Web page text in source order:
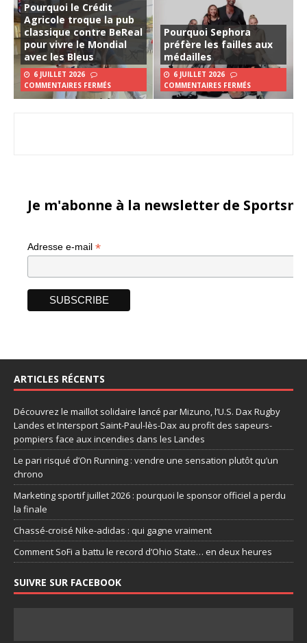
Pourquoi le Crédit
Agricole troque la pub
classique contre BeReal
pour vivre le Mondial
avec les Bleus
6 JUILLET 2026
COMMENTAIRES FERMÉS
Pourquoi Sephora
préfère les failles aux
médailles
6 JUILLET 2026
COMMENTAIRES FERMÉS
Je m'abonne à la newsletter de
Adresse e-mail *
ARTICLES RÉCENTS
Découvrez le maillot solidaire lancé par Mizuno, l’U.S. Dax Rugby
Landes et Intersport Saint-Paul-lès-Dax au profit des sapeurs-
pompiers face aux incendies dans les Landes
Le pari risqué d’On Running : vendre une sensation plutôt qu’un
chrono
Marketing sportif juillet 2026 : pourquoi le sponsor officiel a perdu
la finale
Chassé-croisé Nike-adidas : qui gagne vraiment
Comment SoFi a battu le record d’Ohio State… en deux heures
SUIVRE SUR FACEBOOK